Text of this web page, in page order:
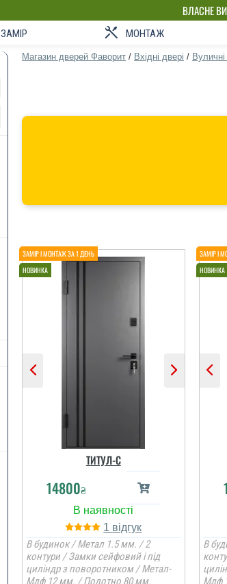
ВЛАСНЕ
ЗАМІР МОНТАЖ
Магазин дверей Фаворит / Вхідні двері / Вуличні
ТИТУЛ-С
14800₴
1
В будинок / Метал 1.5 мм. / 2
контури / Замки сейфовий і під
циліндр з поворотником / Метал-
Мдф 12 мм. / Полотно 80 мм.
В
Мдф